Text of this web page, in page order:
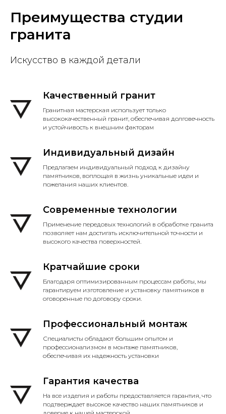
Преимущества студии
гранита
Искусство в каждой детали
Качественный гранит
Гранитная мастерская использует только
высококачественный гранит, обеспечивая долговечность
и устойчивость к внешним факторам
Индивидуальный дизайн
Предлагаем индивидуальный подход к дизайну
памятников, воплощая в жизнь уникальные идеи и
пожелания наших клиентов.
Современные технологии
Применение передовых технологий в обработке гранита
позволяет нам достигать исключительной точности и
высокого качества поверхностей.
Кратчайшие сроки
Благодаря оптимизированным процессам работы, мы
гарантируем изготовление и установку памятников в
оговоренные по договору сроки.
Профессиональный монтаж
Специалисты обладают большим опытом и
профессионализмом в монтаже памятников,
обеспечивая их надежность установки
Гарантия качества
На все изделия и работы предоставляется гарантия, что
подтверждает высокое качество наших памятников и